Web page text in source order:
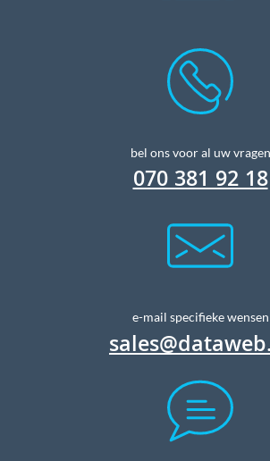
bel ons voor al uw vragen
070 381 92 18
e-mail specifieke wensen